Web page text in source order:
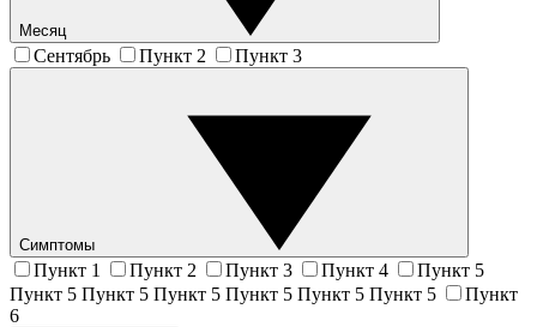
Месяц
Сентябрь Пункт 2 Пункт 3
Симптомы
Пункт 1 Пункт 2 Пункт 3 Пункт 4
Пункт 5
Пункт 5 Пункт 5 Пункт 5 Пункт 5 Пункт 5 Пункт 5
Пункт
6